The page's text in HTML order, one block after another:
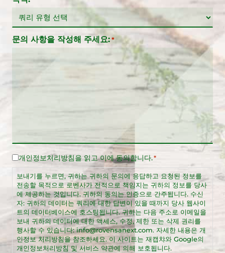
문의 사항을 작성해 주세요: *
법
적
고
지
*
개인정보처리방침을 읽고 이에 동의합니다.*
보내기를 누르면, 귀하는 귀하의 문의에 응답하고 요청된 정보를
전송할 목적으로 로벤사가 전적으로 책임지는 귀하의 정보를 당사
에 제공하는 것입니다. 귀하의 동의는 인증으로 간주됩니다. 수신
자: 귀하의 데이터는 쿼리에 대한 답변이 있을 때까지 당사 웹사이
트의 데이터베이스에 호스팅됩니다. 귀하는 다음 주소로 이메일을
보내 귀하의 데이터에 대한 액세스, 수정, 제한 또는 삭제 권리를
행사할 수 있습니다: info@rovensanext.com. 자세한 내용은 개
인정보 처리방침을 참조하세요. 이 사이트는 재캡챠와 Google의
개인정보처리방침 및 서비스 약관에 의해 보호됩니다.